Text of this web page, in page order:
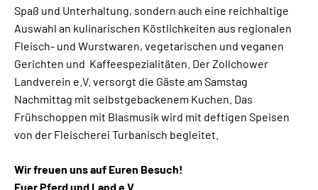
Spaß und Unterhaltung, sondern auch eine reichhaltige
Auswahl an kulinarischen Köstlichkeiten aus regionalen
Fleisch- und Wurstwaren, vegetarischen und veganen
Gerichten und Kaffeespezialitäten. Der Zollchower
Landverein e.V. versorgt die Gäste am Samstag
Nachmittag mit selbstgebackenem Kuchen. Das
Frühschoppen mit Blasmusik wird mit deftigen Speisen
von der Fleischerei Turbanisch begleitet.
Wir freuen uns auf Euren Besuch!
Euer Pferd und Land e.V.